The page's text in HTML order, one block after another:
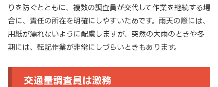
りを防ぐとともに、複数の調査員が交代して作業を継続する場
合に、責任の所在を明確にしやすいためです。雨天の際には、
用紙が濡れないように配慮しますが、突然の大雨のときや冬
期には、転記作業が非常にしづらいときもあります。
交通量調査員は激務